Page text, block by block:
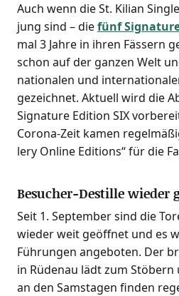
Auch wenn die St. Kili­an
jung sind – diefünf
mal 3 Jah­re in ihren Fäs­sern
schon auf der gan­zen Welt
natio­na­len und
ge­zeich­net. Aktu­ell wird die
Signa­tu­re Edi­ti­on SIX
Coro­na-Zeit kamen
lery Online Edi­ti­ons“ für die
Besucher-Destille wieder
Seit 1. Sep­tem­ber sind die
wie­der weit geöff­net und es
Füh­run­gen ange­bo­ten. Der
in Rüden­au lädt zum
an den Sams­ta­gen fin­den